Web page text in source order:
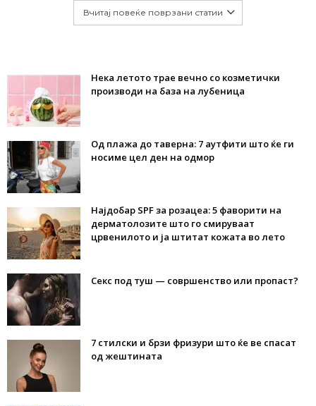
Вчитај повеќе поврзани статии
Нека летото трае вечно со козметички
производи на база на лубеница
Од плажа до таверна: 7 аутфити што ќе ги
носиме цел ден на одмор
Најдобар SPF за розацеа: 5 фаворити на
дерматолозите што го смируваат
црвенилото и ја штитат кожата во лето
Секс под туш — совршенство или пропаст?
7 стилски и брзи фризури што ќе ве спасат
од жештината